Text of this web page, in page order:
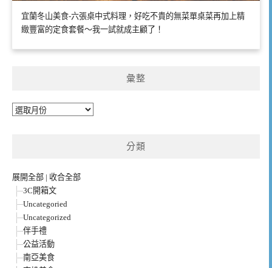
宜蘭冬山美食-六張桌中式料理，好吃不貴的無菜單桌菜再加上精
緻豐富的定食套餐～我一試就成主顧了！
彙整
彙
分類
展開全部 | 收合全部
3C開箱文
Uncategoried
Uncategorized
伴手禮
公益活動
南亞美食